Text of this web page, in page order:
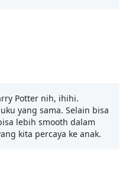
Potter nih, ihihi.
yang sama. Selain bisa
lebih smooth dalam
kita percaya ke anak.